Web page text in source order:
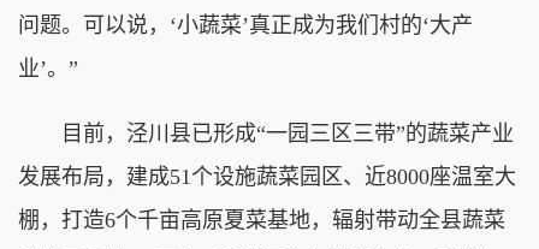
问题。可以说，‘小蔬菜’真正成为我们村的‘大产
业’。”
目前，泾川县已形成“一园三区三带”的蔬菜产业
发展布局，建成51个设施蔬菜园区、近8000座温室大
棚，打造6个千亩高原夏菜基地，辐射带动全县蔬菜